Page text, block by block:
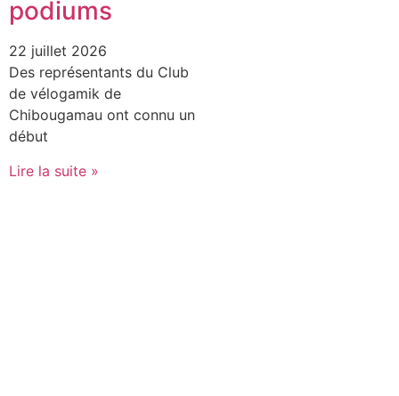
podiums
22 juillet 2026
Des représentants du Club
de vélogamik de
Chibougamau ont connu un
début
Lire la suite »